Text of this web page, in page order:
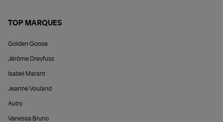
TOP MARQUES
Golden Goose
Jérôme Dreyfuss
Isabel Marant
Jeanne Vouland
Autry
Vanessa Bruno